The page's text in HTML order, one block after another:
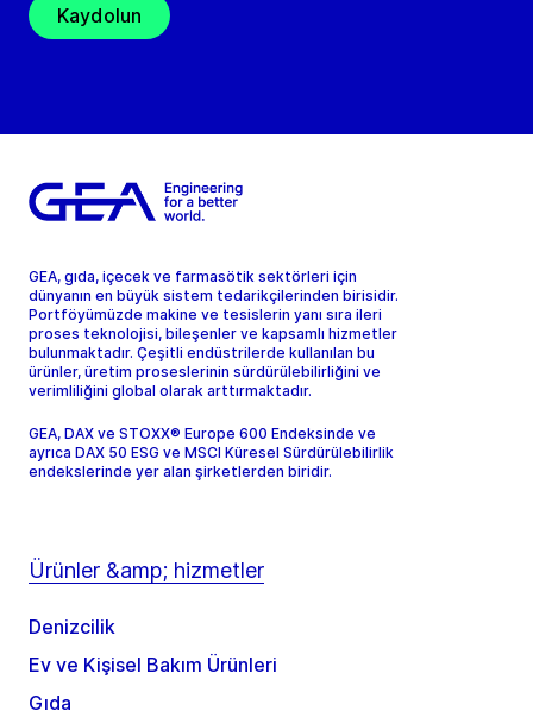
Kaydolun
GEA, gıda, içecek ve farmasötik sektörleri için
dünyanın en büyük sistem tedarikçilerinden birisidir.
Portföyümüzde makine ve tesislerin yanı sıra ileri
proses teknolojisi, bileşenler ve kapsamlı hizmetler
bulunmaktadır. Çeşitli endüstrilerde kullanılan bu
ürünler, üretim proseslerinin sürdürülebilirliğini ve
verimliliğini global olarak arttırmaktadır.
GEA, DAX ve STOXX® Europe 600 Endeksinde ve
ayrıca DAX 50 ESG ve MSCI Küresel Sürdürülebilirlik
endekslerinde yer alan şirketlerden biridir.
Ürünler &amp; hizmetler
Denizcilik
Ev ve Kişisel Bakım Ürünleri
Gıda